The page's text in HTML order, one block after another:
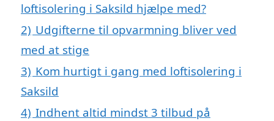
loftisolering i Saksild hjælpe med?
2) Udgifterne til opvarmning bliver ved
med at stige
3) Kom hurtigt i gang med loftisolering i
Saksild
4) Indhent altid mindst 3 tilbud på